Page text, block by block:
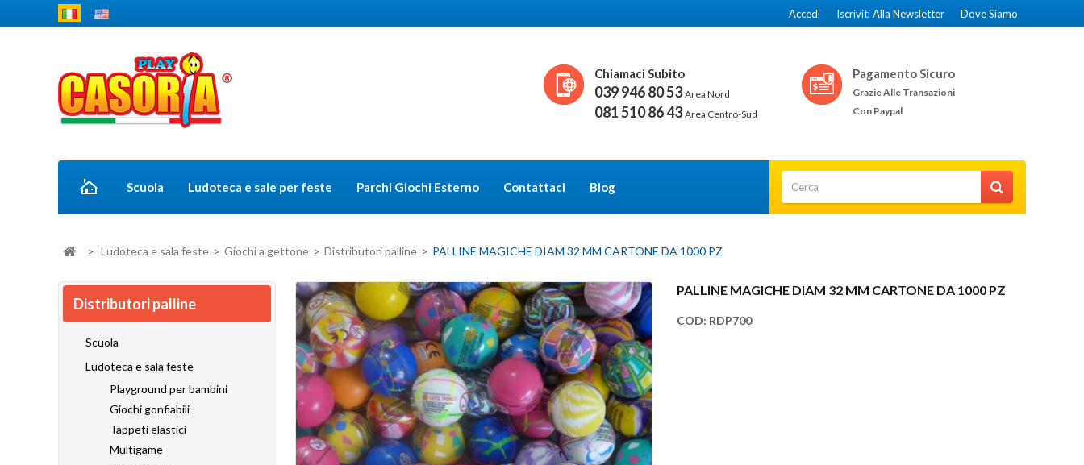
Iscriviti Alla Newsletter Dove Siamo
Accedi
Chiamaci Subito
039 946 80 53 Area Nord
081 510 86 43 Area Centro-Sud
Pagamento Sicuro
Grazie Alle Transazioni
Con Paypal
Scuola Ludoteca e sale per feste Parchi Giochi Esterno Contattaci Blog
> Ludoteca e sala feste > Giochi a gettone > Distributori palline > PALLINE MAGICHE DIAM 32 MM CARTONE DA 1000 PZ
Distributori palline
Scuola
Ludoteca e sala feste
Playground per bambini
Giochi gonfiabili
Tappeti elastici
Multigame
PALLINE MAGICHE DIAM 32 MM CARTONE DA 1000 PZ
COD: RDP700